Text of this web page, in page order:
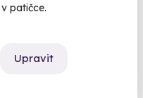
patičce.
Upravit
na zámku
panství